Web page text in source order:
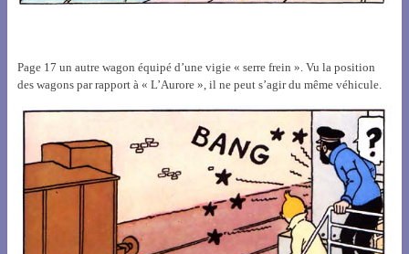
Page 17 un autre wagon équipé d’une vigie « serre frein ». Vu la position
des wagons par rapport à « L’Aurore », il ne peut s’agir du même véhicule.